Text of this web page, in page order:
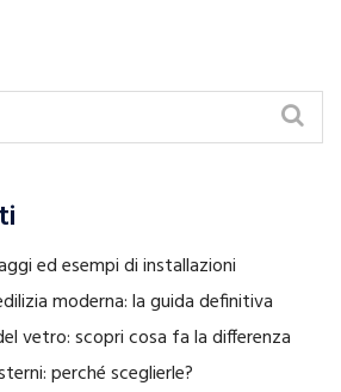
ed esempi di installazioni
moderna: la guida definitiva
vetro: scopri cosa fa la differenza
perché sceglierle?